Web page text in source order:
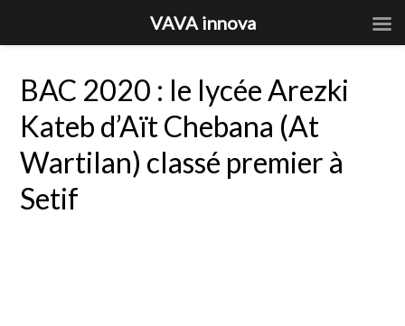
BAC 2020 : le lycée Arezki
Kateb d’Aït Chebana (At
Wartilan) classé premier à
Setif
VAVA innova